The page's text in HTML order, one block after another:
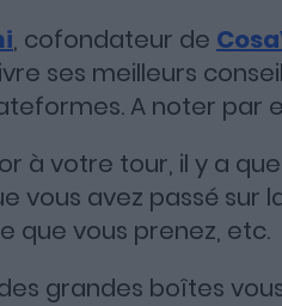
, cofondateur de
ses meilleurs
A noter par
à votre tour, il y a
vous avez passé sur
que vous prenez, etc.
grandes boîtes